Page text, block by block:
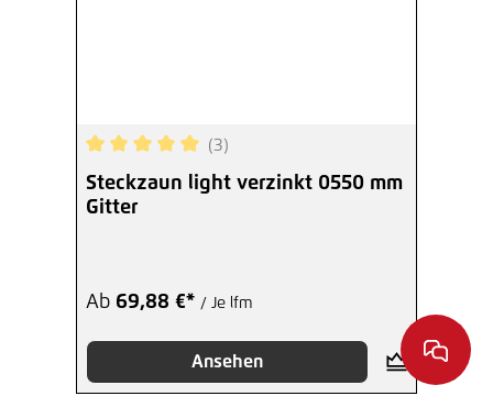
Durchschnittliche Bewertung von 5 von 5
(3)
Steckzaun light verzinkt 0550 mm
Gitter
Ab 69,88 €* / Je lfm
Ansehen